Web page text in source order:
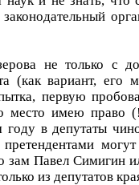
не только с
(как вариант, его
первую
место имею право
году в депутаты
могут
зам Павел Симигин
из депутатов